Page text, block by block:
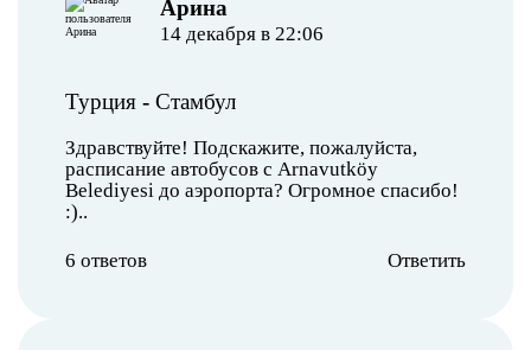
Арина
14 декабря в 22:06
Турция - Стамбул
Здравствуйте! Подскажите, пожалуйста,
расписание автобусов с Arnavutköy
Belediyesi до аэропорта? Огромное спасибо!
:)..
6 ответов Ответить